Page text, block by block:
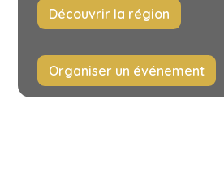
Découvrir la région
Organiser un événement